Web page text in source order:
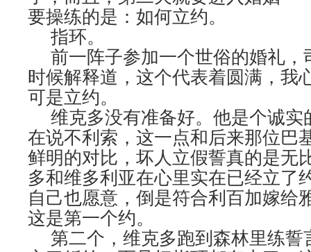
要操练的是：如何立约。
指环。
前一阵子参加一个世俗的婚礼，
时候解释道，这个代表着圆满，
可是立约。
维克多没有准备好。他是个诚实
在说不利索，这一点和后来那位巴
鲜明的对比，坏人立假誓真的是无
多和维多利亚在心里实在已经立了
自己也愿意，倒是符合利百加嫁给
这是第一个约。
第二个，维克多跑到森林里练誓